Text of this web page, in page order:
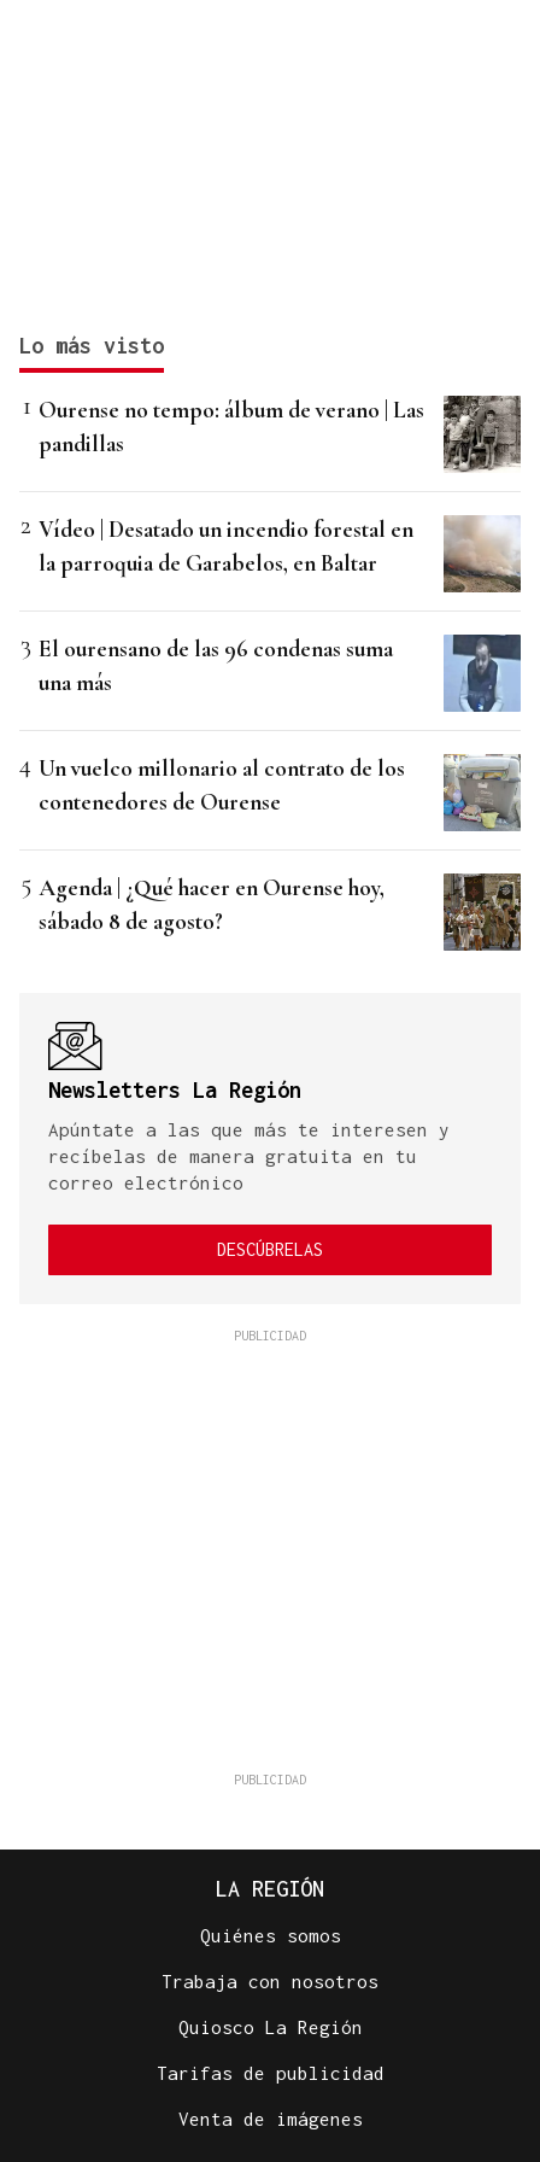
Lo más visto
Ourense no tempo: álbum de verano | Las
pandillas
Vídeo | Desatado un incendio forestal en
la parroquia de Garabelos, en Baltar
El ourensano de las 96 condenas suma
una más
Un vuelco millonario al contrato de los
contenedores de Ourense
Agenda | ¿Qué hacer en Ourense hoy,
sábado 8 de agosto?
Newsletters La Región
Apúntate a las que más te interesen y
recíbelas de manera gratuita en tu
correo electrónico
DESCÚBRELAS
LA REGIÓN
Quiénes somos
Trabaja con nosotros
Quiosco La Región
Tarifas de publicidad
Venta de imágenes